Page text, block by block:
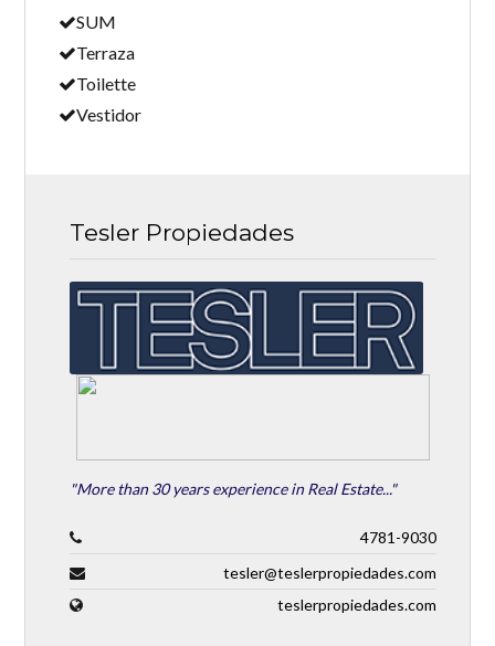
SUM
Terraza
Toilette
Vestidor
Tesler Propiedades
"More than 30 years experience in Real Estate..."
4781-9030
tesler@teslerpropiedades.com
teslerpropiedades.com